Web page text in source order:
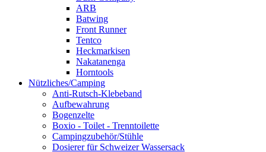
ARB
Batwing
Front Runner
Tentco
Heckmarkisen
Nakatanenga
Horntools
Nützliches/Camping
Anti-Rutsch-Klebeband
Aufbewahrung
Bogenzelte
Boxio - Toilet - Trenntoilette
Campingzubehör/Stühle
Dosierer für Schweizer Wassersack